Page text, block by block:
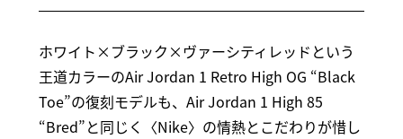
ホワイト×ブラック×ヴァーシティレッドという
王道カラーのAir Jordan 1 Retro High OG “Black
Toe”の復刻モデルも、Air Jordan 1 High 85
“Bred”と同じく〈Nike〉の情熱とこだわりが惜し